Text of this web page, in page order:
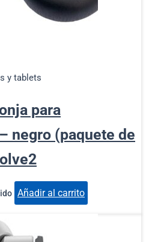
y tablets
para
negro (paquete de
Añadir al carrito